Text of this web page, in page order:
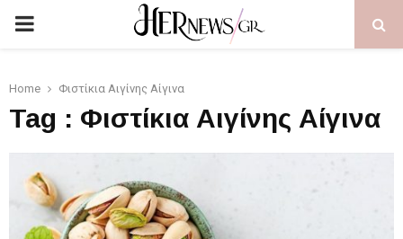
PRIMARY
Home Φιστίκια Αιγίνης Αίγινα
Tag : Φιστίκια Αιγίνης Αίγινα